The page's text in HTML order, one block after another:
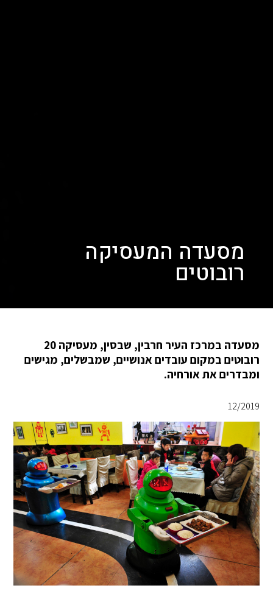
מסעדה המעסיקה
רובוטים
מסעדה במרכז העיר חרבין, שבסין, מעסיקה 20
רובוטים במקום עובדים אנושיים, שמבשלים, מגישים
ומבדרים את אורחיה.
12/2019